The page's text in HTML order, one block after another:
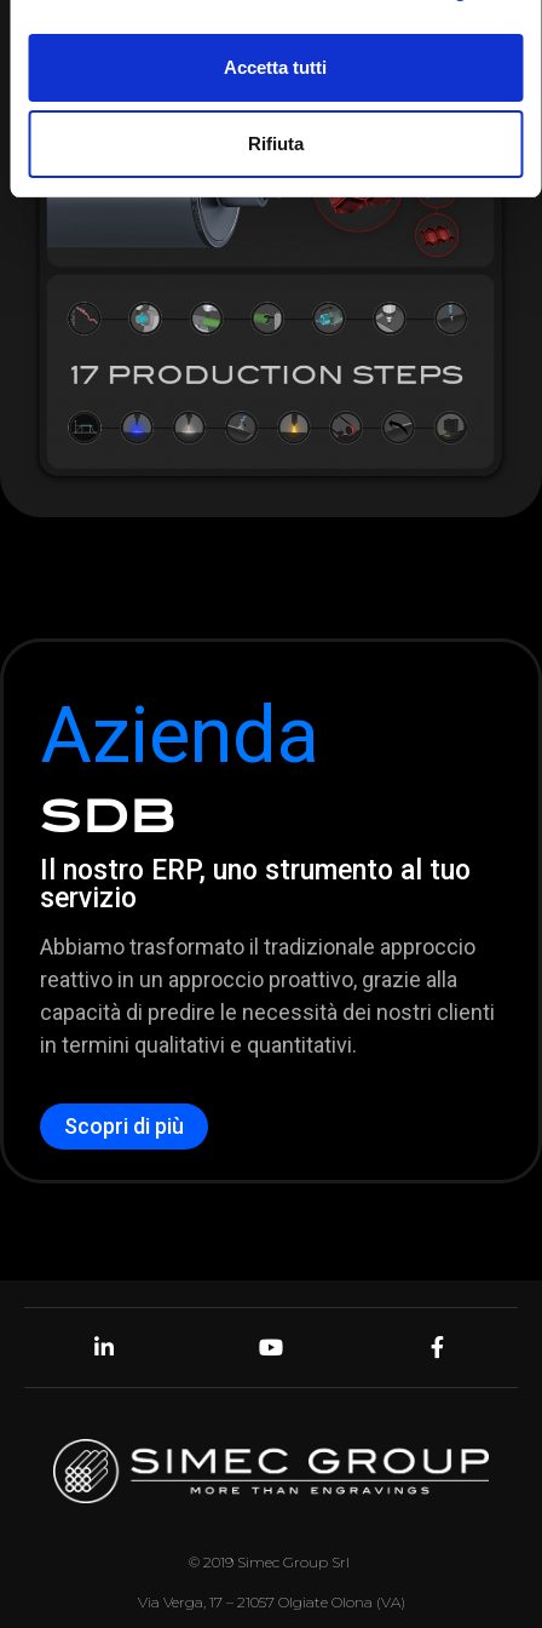
Accetta tutti
Rifiuta
Azienda
SDB
Il nostro ERP, uno strumento al tuo
servizio
Abbiamo trasformato il tradizionale approccio
reattivo in un approccio proattivo, grazie alla
capacità di predire le necessità dei nostri clienti
in termini qualitativi e quantitativi.
Scopri di più
© 2019 Simec Group Srl
Via Verga, 17 – 21057 Olgiate Olona (VA)